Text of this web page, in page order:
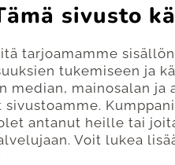
sivusto
tarjoamamme
tukemiseen ja
median, mainosalan
antanut heille tai
Voit lukea
valmiita kehikkoja
nautin siitä, että
siihen,
APIlle ja